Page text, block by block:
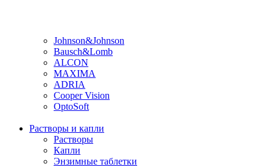
Johnson&Johnson
Bausch&Lomb
ALCON
MAXIMA
ADRIA
Cooper Vision
OptoSoft
Растворы и капли
Растворы
Капли
Энзимные таблетки